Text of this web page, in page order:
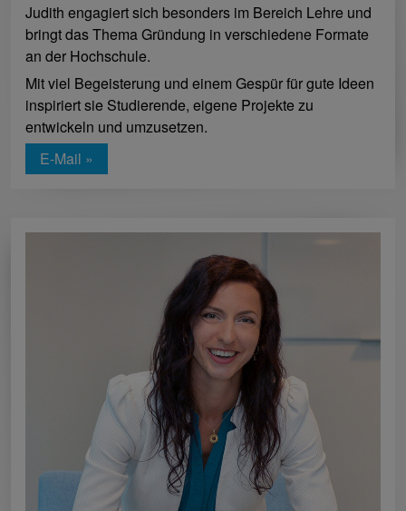
Judith engagiert sich besonders im Bereich Lehre und
bringt das Thema Gründung in verschiedene Formate
an der Hochschule.
Mit viel Begeisterung und einem Gespür für gute Ideen
inspiriert sie Studierende, eigene Projekte zu
entwickeln und umzusetzen.
E-Mail »